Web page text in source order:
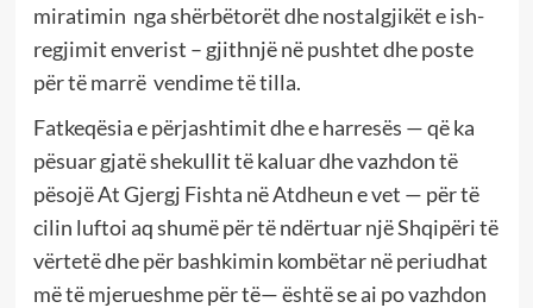
miratimin nga shërbëtorët dhe nostalgjikët e ish-
regjimit enverist – gjithnjë në pushtet dhe poste
për të marrë vendime të tilla.
Fatkeqësia e përjashtimit dhe e harresës — që ka
pësuar gjatë shekullit të kaluar dhe vazhdon të
pësojë At Gjergj Fishta në Atdheun e vet — për të
cilin luftoi aq shumë për të ndërtuar një Shqipëri të
vërtetë dhe për bashkimin kombëtar në periudhat
më të mjerueshme për të— është se ai po vazhdon